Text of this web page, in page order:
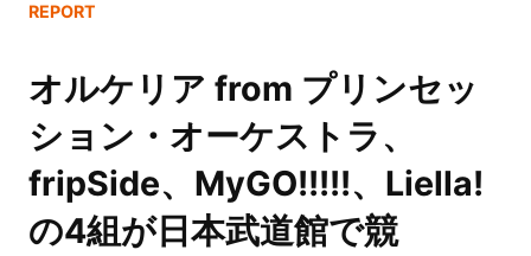
REPORT
オルケリア from プリンセッ
ション・オーケストラ、
fripSide、MyGO!!!!!、Liella!
の4組が日本武道館で競